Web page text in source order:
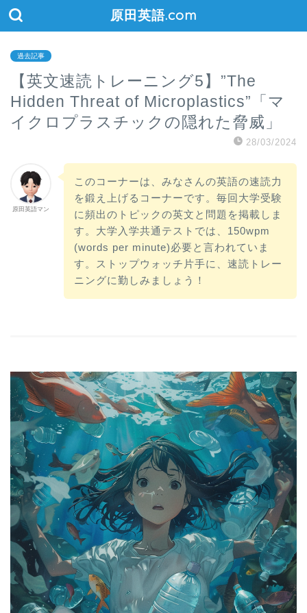
原田英語.com
過去記事
【英文速読トレーニング5】”The
Hidden Threat of Microplastics”「マ
イクロプラスチックの隠れた脅威」
28/03/2024
原田英語マン
このコーナーは、みなさんの英語の速読力
を鍛え上げるコーナーです。毎回大学受験
に頻出のトピックの英文と問題を掲載しま
す。大学入学共通テストでは、150wpm
(words per minute)必要と言われていま
す。ストップウォッチ片手に、速読トレー
ニングに勤しみましょう！